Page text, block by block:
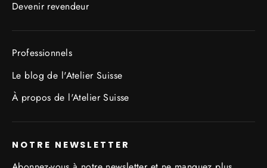
Devenir revendeur
Professionnels
Le blog de l'Atelier Suisse
À propos de l'Atelier Suisse
NOTRE NEWSLETTER